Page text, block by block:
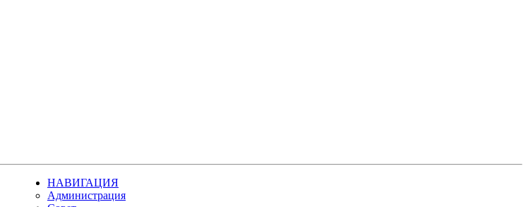
НАВИГАЦИЯ
Администрация